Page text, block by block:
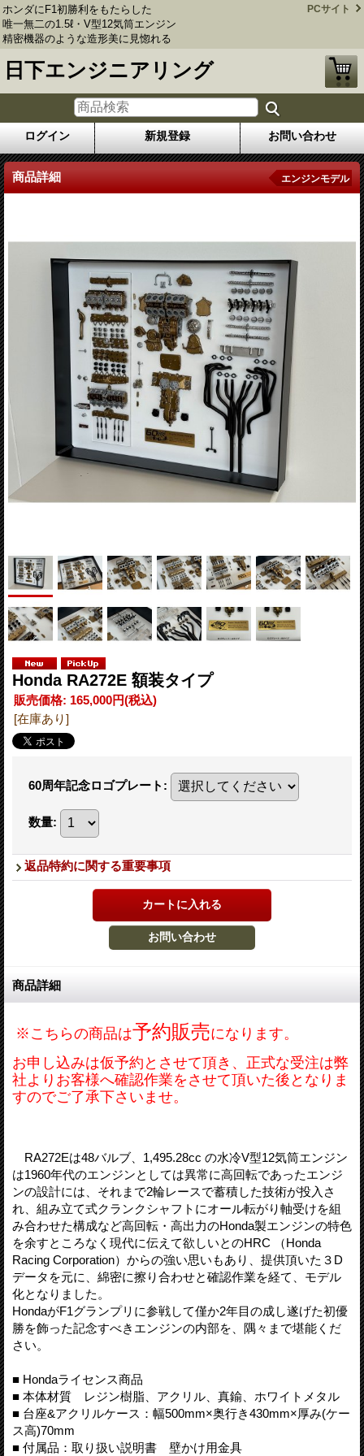
ホンダにF1初勝利をもたらした
唯一無二の1.5ℓ・V型12気筒エンジン
精密機器のような造形美に見惚れる
PCサイト
日下エンジニアリング
ログイン 新規登録 お問い合わせ
商品詳細 エンジンモデル
Honda RA272E 額装タイプ
販売価格: 165,000円(税込)
[在庫あり]
60周年記念ロゴプレート :
数量:
返品特約に関する重要事項
商品詳細
※こちらの商品は予約販売になります。
お申し込みは仮予約とさせて頂き、正式な受注は弊
社よりお客様へ確認作業をさせて頂いた後となりま
すのでご了承下さいませ。
RA272Eは48バルブ、1,495.28cc の水冷V型12気筒エンジン
は1960年代のエンジンとしては異常に高回転であったエンジ
ンの設計には、それまで2輪レースで蓄積した技術が投入さ
れ、組み立て式クランクシャフトにオール転がり軸受けを組
み合わせた構成など高回転・高出力のHonda製エンジンの特色
を余すところなく現代に伝えて欲しいとのHRC （Honda
Racing Corporation）からの強い思いもあり、提供頂いた３D
データを元に、綿密に擦り合わせと確認作業を経て、モデル
化となりました。
HondaがF1グランプリに参戦して僅か2年目の成し遂げた初優
勝を飾った記念すべきエンジンの内部を、隅々まで堪能くだ
さい。
■ Hondaライセンス商品
■ 本体材質 レジン樹脂、アクリル、真鍮、ホワイトメタル
■ 台座&アクリルケース：幅500mm×奥行き430mm×厚み(ケー
ス高)70mm
■ 付属品：取り扱い説明書 壁かけ用金具